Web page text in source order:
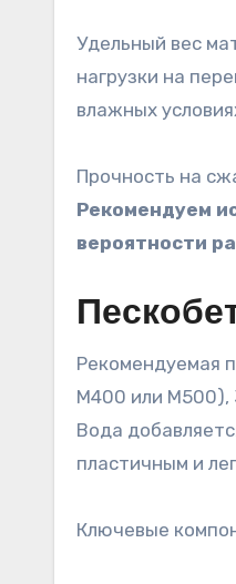
Удельный вес
нагрузки на
влажных
Прочность на
Рекомендуем
вероятности
Рекомендуемая
М400 или М500),
Вода
пластичным и
Ключевые